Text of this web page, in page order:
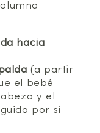
hacia
(a partir
el bebé
y el
por sí